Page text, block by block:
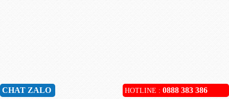
CHAT ZALO HOTLINE : 0888 383 386